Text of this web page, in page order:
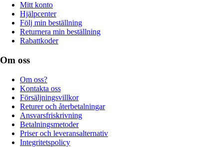
Mitt konto
Hjälpcenter
Följ min beställning
Returnera min beställning
Rabattkoder
Om oss
Om oss?
Kontakta oss
Försäljningsvillkor
Returer och återbetalningar
Ansvarsfriskrivning
Betalningsmetoder
Priser och leveransalternativ
Integritetspolicy